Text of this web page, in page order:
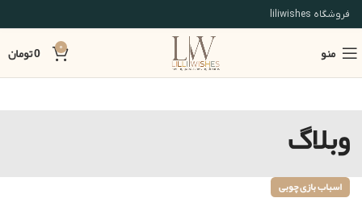
فروشگاه liliwishes
منو 0
0تومان
وبلاگ
اسباب بازی چوبی